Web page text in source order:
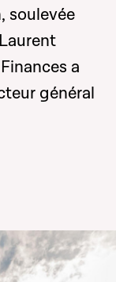
soulevée
a
général